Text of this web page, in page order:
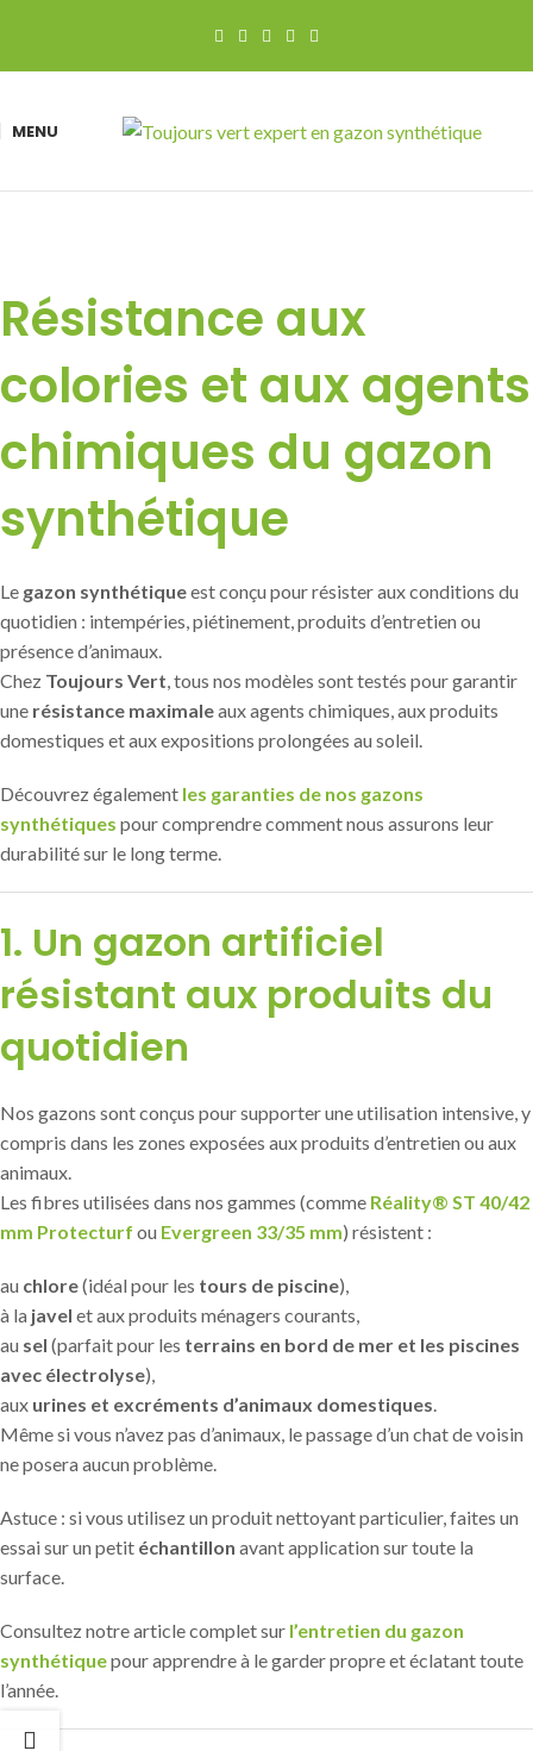
MENU
Résistance aux
colories et aux agents
chimiques du gazon
synthétique
Le gazon synthétiqueest conçu pour résister aux conditions du
quotidien : intempéries, piétinement, produits d’entretien ou
présence d’animaux.
Chez Toujours Vert, tous nos modèles sont testés pour garantir
une résistance maximaleaux agents chimiques, aux produits
domestiques et aux expositions prolongées au soleil.
Découvrez également les garanties de nos gazons
synthétiques pour comprendre comment nous assurons leur
durabilité sur le long terme.
1. Un gazon artificiel
résistant aux produits du
quotidien
Nos gazons sont conçus pour supporter une utilisation intensive, y
compris dans les zones exposées aux produits d’entretien ou aux
animaux.
Les fibres utilisées dans nos gammes (comme Réality® ST 40/42
mm Protecturf ou Evergreen 33/35 mm) résistent :
au chlore(idéal pour les tours de piscine),
à la javel et aux produits ménagers courants,
au sel (parfait pour les terrains en bord de mer et les piscines
avec électrolyse),
aux urines et excréments d’animaux domestiques.
Même si vous n’avez pas d’animaux, le passage d’un chat de voisin
ne posera aucun problème.
Astuce : si vous utilisez un produit nettoyant particulier, faites un
essai sur un petit échantillon avant application sur toute la
surface.
Consultez notre article complet sur l’entretien du gazon
synthétiquepour apprendre à le garder propre et éclatant toute
l’année.